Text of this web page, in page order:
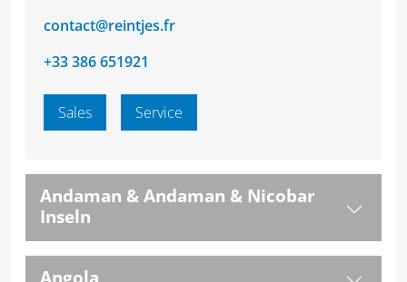
contact@reintjes.fr
+33 386 651921
Sales Service
Andaman & Andaman & Nicobar
Inseln
Angola